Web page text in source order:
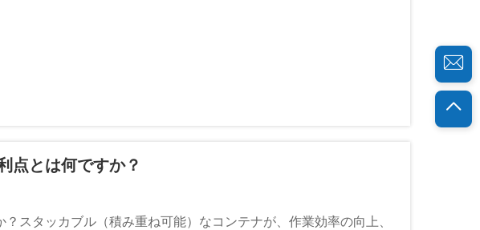
点とは何ですか？
スタッカブル（積み重ね可能）なコンテナが、作業効率の向上、